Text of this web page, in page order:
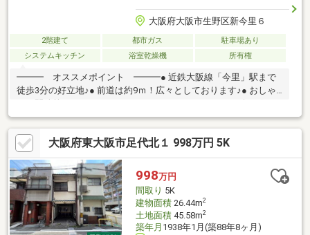
大阪府大阪市生野区新今里６
2階建て 都市ガス
駐車場あり
システムキッチン
浴室乾燥機 所有権
━━━ オススメポイント ━━━● 近鉄大阪線「今里」駅まで
徒歩3分の好立地♪● 前道は約9ｍ！広々としております♪● おしゃ
家計と環境にやさしい太陽光発電設備有り♪● 訪問者の顔が見れる
モニター付きインターホン♪● 浴室乾燥機、食洗器など便利な設備
有り♪━━━━━ 周辺環境 ━━━━━● ライフ新深江店：徒歩
10分● ファミリーマート新今里四丁目店：徒歩2分● 医療法人同仁
会松崎病院：徒歩5分周辺環境含め、スタッフがご案内いたしま
す。ご連絡心よりお待ちしております♪＊+
大阪府東大阪市足代北１ 998万円 5K
998万円
間取り 5K
建物面積26.44m2
土地面積45.58m2
築年月 1938年1月(築88年8ヶ月)